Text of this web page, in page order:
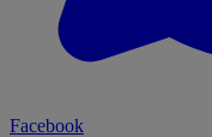
Facebook